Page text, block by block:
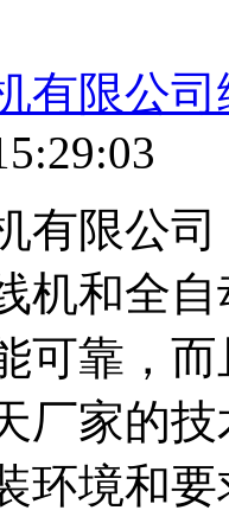
有限公
有限公
机和全
可靠，
厂家的
环境和